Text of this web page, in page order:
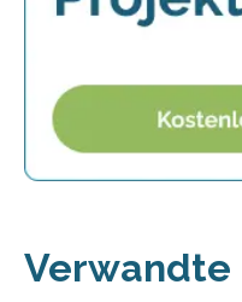
Verwandte